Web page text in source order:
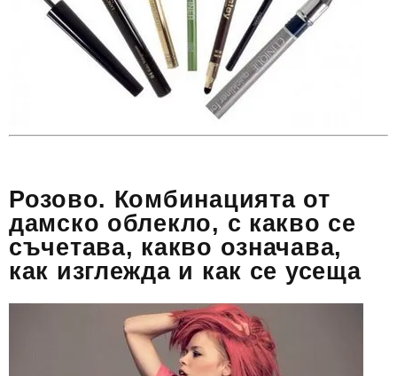
Розово. Комбинацията от
дамско облекло, с какво се
съчетава, какво означава,
как изглежда и как се усеща